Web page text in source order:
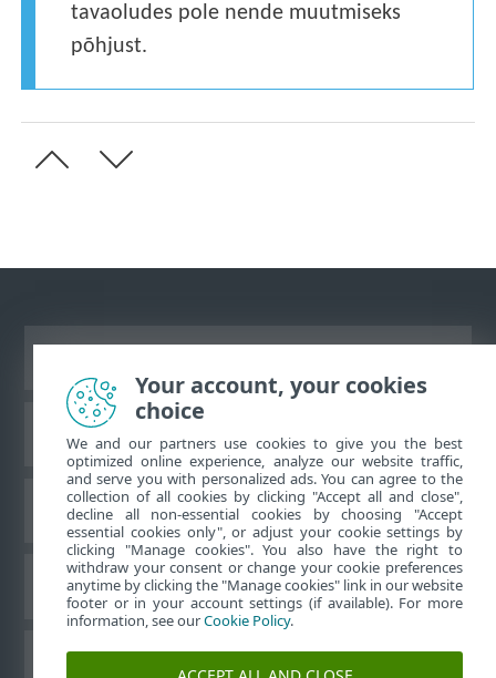
tavaoludes pole nende muutmiseks
põhjust.
ESET teadmistebaas
ESET-i foorum
Piirkondlik tugi
Your account, your cookies
choice
We and our partners use cookies to give you the best
optimized online experience, analyze our website traffic,
and serve you with personalized ads. You can agree to the
collection of all cookies by clicking "Accept all and close",
decline all non-essential cookies by choosing "Accept
essential cookies only", or adjust your cookie settings by
clicking "Manage cookies". You also have the right to
withdraw your consent or change your cookie preferences
anytime by clicking the "Manage cookies" link in our website
footer or in your account settings (if available). For more
information, see ourCookie Policy.